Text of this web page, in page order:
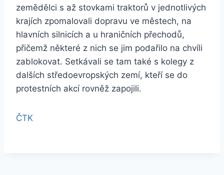
zemědělci s až stovkami traktorů v jednotlivých
krajích zpomalovali dopravu ve městech, na
hlavních silnicích a u hraničních přechodů,
přičemž některé z nich se jim podařilo na chvíli
zablokovat. Setkávali se tam také s kolegy z
dalších středoevropských zemí, kteří se do
protestních akcí rovněž zapojili.
ČTK